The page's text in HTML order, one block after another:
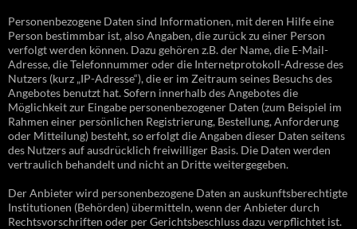
Personenbezogene Daten sind Informationen, mit deren Hilfe eine
Person bestimmbar ist, also Angaben, die zurück zu einer Person
verfolgt werden können. Dazu gehören z.B. der Name, die E-Mail-
Adresse, die Telefonnummer oder die Internetprotokoll-Adresse des
Nutzers (kurz „IP-Adresse“), die er im Zeitraum seines Besuchs des
Angebotes benutzt hat. Sofern innerhalb des Angebotes die
Möglichkeit zur Eingabe personenbezogener Daten (zum Beispiel im
Rahmen einer persönlichen Registrierung, Bestellung, Anforderung
oder Mitteilung) besteht, so erfolgt die Angaben dieser Daten seitens
des Nutzers auf ausdrücklich freiwilliger Basis. Die Daten werden
vertraulich behandelt und nicht an Dritte weitergegeben.
Der Anbieter wird personenbezogene Daten an auskunftsberechtigte
Institutionen (Behörden) übermitteln, wenn der Anbieter durch
Rechtsvorschriften oder per Gerichtsbeschluss dazu verpflichtet ist.